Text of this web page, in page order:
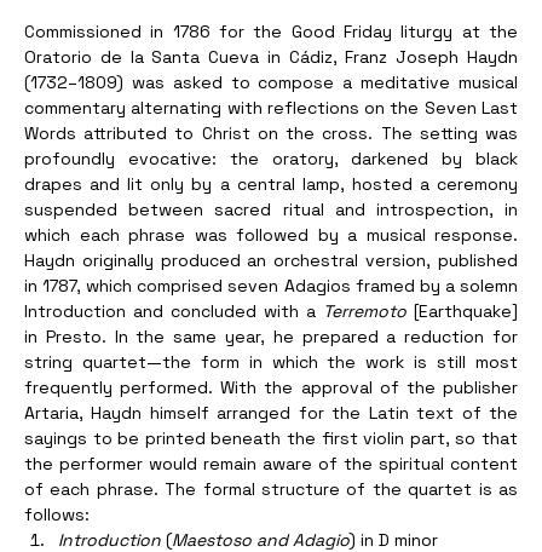
Commissioned in 1786 for the Good Friday liturgy at the
Oratorio de la Santa Cueva in Cádiz, Franz Joseph Haydn
(1732–1809) was asked to compose a meditative musical
commentary alternating with reflections on the Seven Last
Words attributed to Christ on the cross. The setting was
profoundly evocative: the oratory, darkened by black
drapes and lit only by a central lamp, hosted a ceremony
suspended between sacred ritual and introspection, in
which each phrase was followed by a musical response.
Haydn originally produced an orchestral version, published
in 1787, which comprised seven Adagios framed by a solemn
Introduction and concluded with a Terremoto [Earthquake]
in Presto. In the same year, he prepared a reduction for
string quartet—the form in which the work is still most
frequently performed. With the approval of the publisher
Artaria, Haydn himself arranged for the Latin text of the
sayings to be printed beneath the first violin part, so that
the performer would remain aware of the spiritual content
of each phrase. The formal structure of the quartet is as
follows:
Introduction (Maestoso and Adagio) in D minor